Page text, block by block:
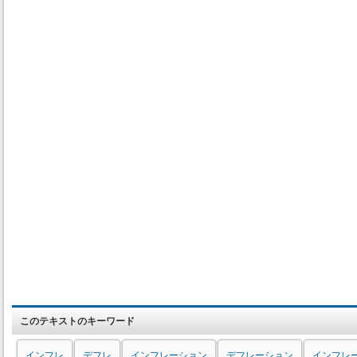
このテキストのキーワード